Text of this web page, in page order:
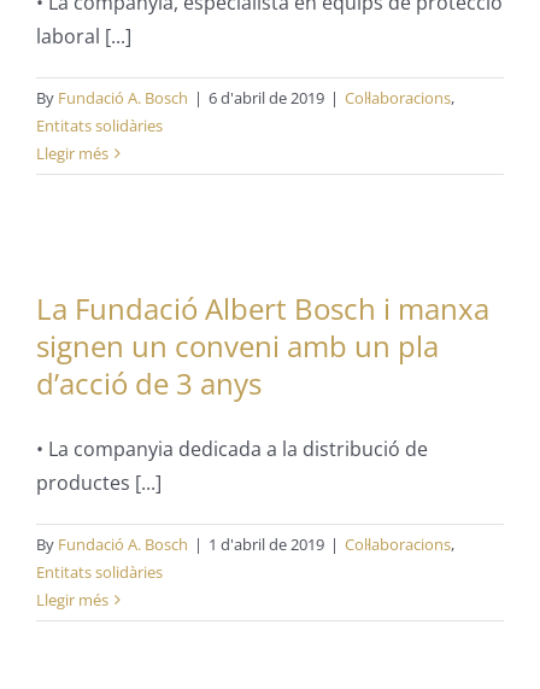
laboral [...]
By Fundació A. Bosch | 6 d'abril de 2019 | Col·laboracions,
Entitats solidàries
Llegir més
La Fundació Albert Bosch i manxa
signen un conveni amb un pla
d’acció de 3 anys
• La companyia dedicada a la distribució de
productes [...]
By Fundació A. Bosch | 1 d'abril de 2019 | Col·laboracions,
Entitats solidàries
Llegir més